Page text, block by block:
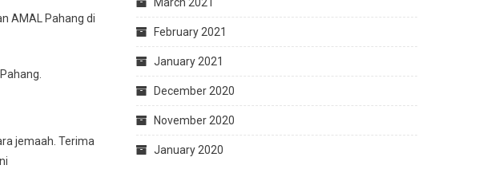
AMAL Pahang di
jemaah. Terima
February 2021
January 2021
December 2020
November 2020
January 2020